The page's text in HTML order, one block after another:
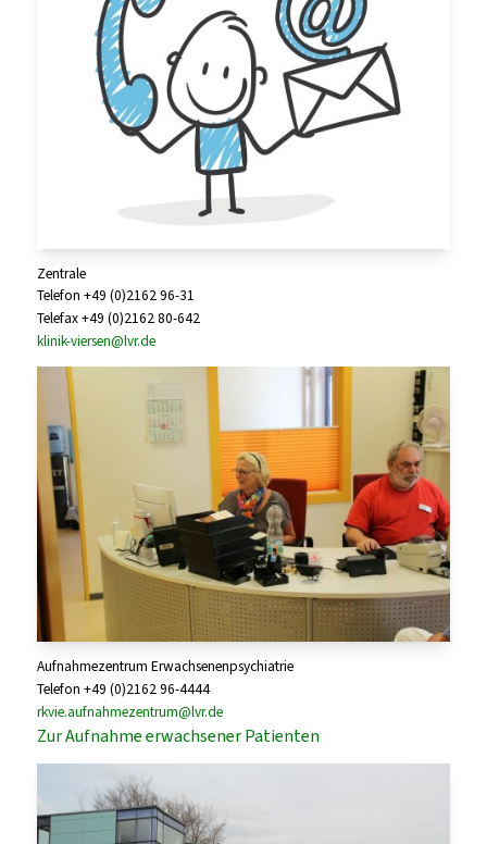
Zentrale
Telefon +49 (0)2162 96-31
Telefax +49 (0)2162 80-642
klinik-viersen@lvr.de
Aufnahmezentrum Erwachsenenpsychiatrie
Telefon +49 (0)2162 96-4444
rkvie.aufnahmezentrum@lvr.de
Zur Aufnahme erwachsener Patienten